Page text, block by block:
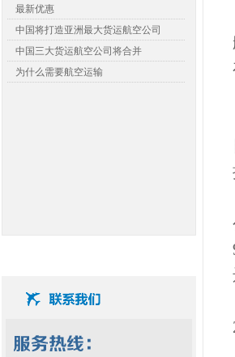
最新优惠
中国将打造亚洲最大货运航空公司
中国三大货运航空公司将合并
为什么需要航空运输